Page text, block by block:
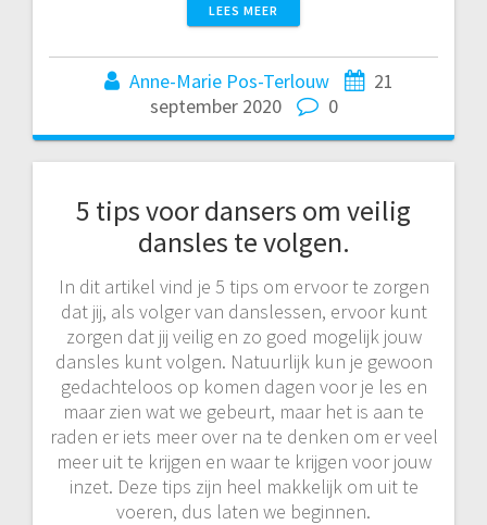
LEES MEER
Anne-Marie Pos-Terlouw
21
september 2020
0
5 tips voor dansers om veilig
dansles te volgen.
In dit artikel vind je 5 tips om ervoor te zorgen
dat jij, als volger van danslessen, ervoor kunt
zorgen dat jij veilig en zo goed mogelijk jouw
dansles kunt volgen. Natuurlijk kun je gewoon
gedachteloos op komen dagen voor je les en
maar zien wat we gebeurt, maar het is aan te
raden er iets meer over na te denken om er veel
meer uit te krijgen en waar te krijgen voor jouw
inzet. Deze tips zijn heel makkelijk om uit te
voeren, dus laten we beginnen.